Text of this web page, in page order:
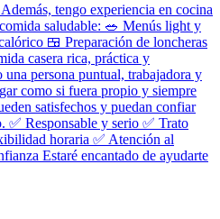
tengo experiencia en cocina
saludable: 🥗 Menús light y
🍱 Preparación de loncheras
casera rica, práctica y
persona puntual, trabajadora y
como si fuera propio y siempre
satisfechos y puedan confiar
✅ Responsable y serio ✅ Trato
horaria ✅ Atención al
Estaré encantado de ayudarte